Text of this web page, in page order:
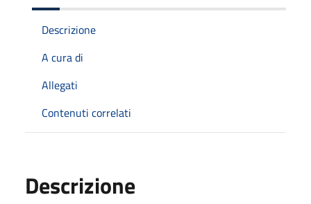
Descrizione
A cura di
Allegati
Contenuti correlati
Descrizione